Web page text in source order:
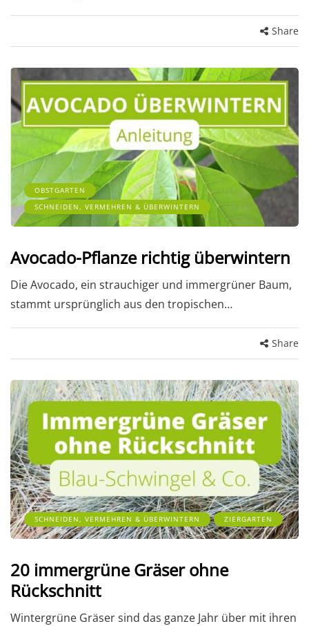
Share
OBSTGARTEN
SCHNEIDEN, VERMEHREN & ÜBERWINTERN
Avocado-Pflanze richtig überwintern
Die Avocado, ein strauchiger und immergrüner Baum,
stammt ursprünglich aus den tropischen…
Share
SCHNEIDEN, VERMEHREN & ÜBERWINTERN ZIERGARTEN
20 immergrüne Gräser ohne
Rückschnitt
Wintergrüne Gräser sind das ganze Jahr über mit ihren